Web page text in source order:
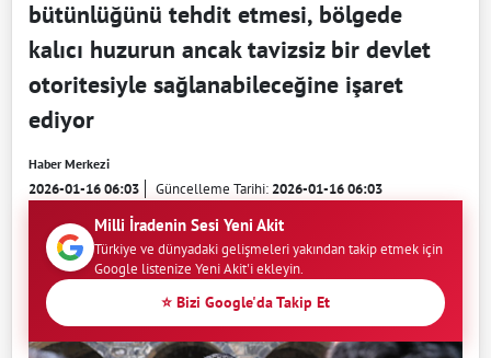
bütünlüğünü tehdit etmesi, bölgede
kalıcı huzurun ancak tavizsiz bir devlet
otoritesiyle sağlanabileceğine işaret
ediyor
Haber Merkezi
2026-01-16 06:03 Güncelleme Tarihi:2026-01-16 06:03
Milli İradenin Sesi Yeni Akit
Türkiye ve dünyadaki gelişmeleri yakından takip etmek için
Google listenize Yeni Akit'i ekleyin.
⭐ Bizi Google'da Takip Et